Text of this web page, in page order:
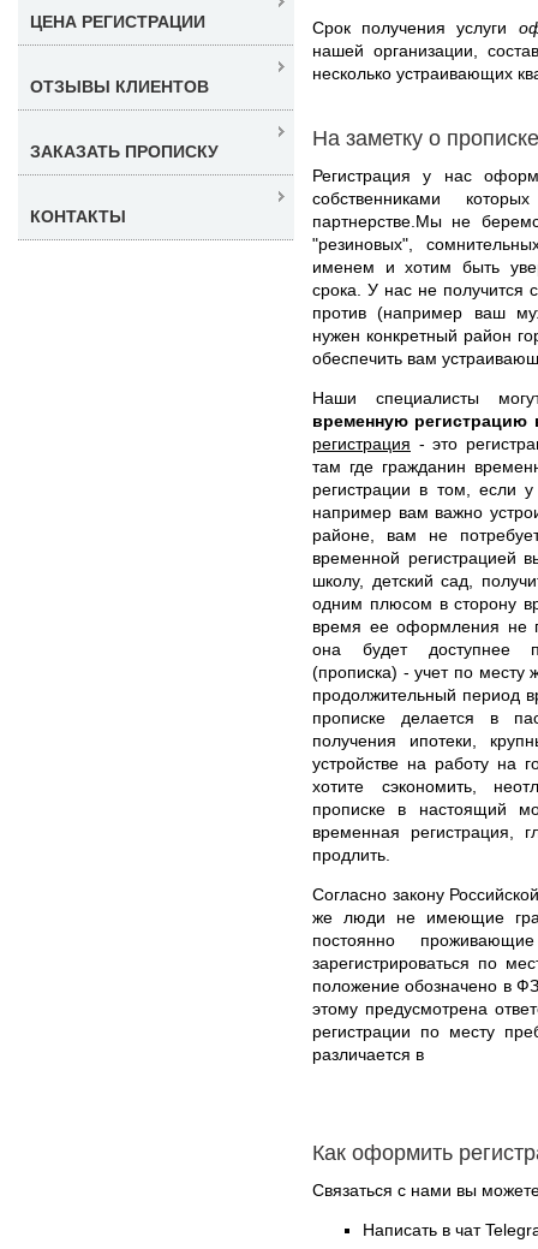
Срок получения услуги
нашей организации,
несколько устраивающих
На заметку о прописке
Регистрация у нас
собственниками
партнерстве.Мы не
"резиновых",
именем и хотим быть
срока. У нас не получится
против (например ваш
нужен конкретный район
обеспечить вам
Наши специалисты
временную регистрацию
регистрация - это
там где гражданин
регистрации в том, если
например вам важно
районе, вам не
временной регистрацией
школу, детский сад,
одним плюсом в сторону
время ее оформления не
она будет доступнее
(прописка) - учет по месту
продолжительный период
прописке делается в
получения ипотеки,
устройстве на работу на
хотите сэкономить,
прописке в настоящий
временная регистрация,
продлить.
Согласно закону
же люди не имеющие
постоянно
зарегистрироваться по
положение обозначено в
этому предусмотрена
регистрации по месту
различается в
Как оформить
Связаться с нами вы
Написать в чат
ЦЕНА РЕГИСТРАЦИИ
ОТЗЫВЫ КЛИЕНТОВ
ЗАКАЗАТЬ ПРОПИСКУ
КОНТАКТЫ